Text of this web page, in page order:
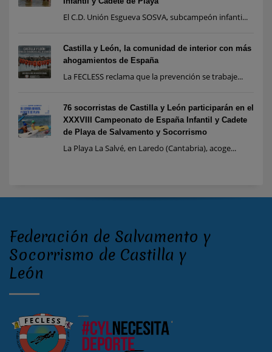
El C.D. Unión Esgueva SOSVA, subcampeón infanti...
Castilla y León, la comunidad de interior con más
ahogamientos de España
La FECLESS reclama que la prevención se trabaje...
76 socorristas de Castilla y León participarán en el
XXXVIII Campeonato de España Infantil y Cadete
de Playa de Salvamento y Socorrismo
La Playa La Salvé, en Laredo (Cantabria), acoge...
Federación de Salvamento y
Socorrismo de Castilla y
León